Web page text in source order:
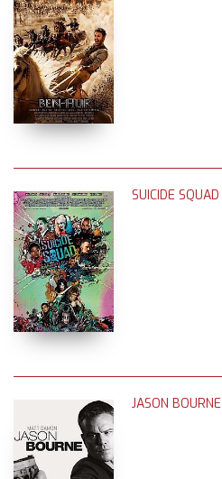
SUICIDE SQUAD
JASON BOURNE